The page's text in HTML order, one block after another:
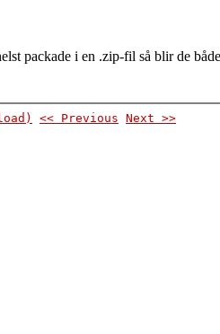
packade i en .zip-fil så blir de
<< Previous Next >>